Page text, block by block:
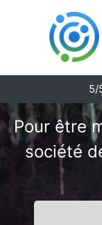
5/
Pour être
société